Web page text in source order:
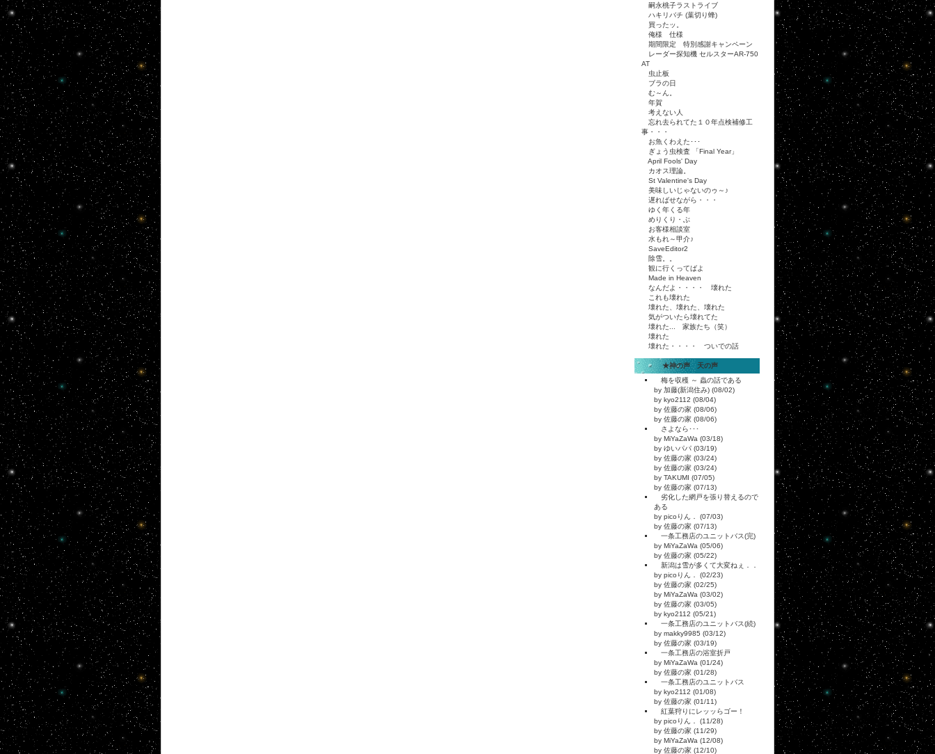
嗣永桃子ラストライブ
ハキリバチ (葉切り蜂)
買ったッ。
俺様 仕様
期間限定 特別感謝キャンペーン
レーダー探知機 セルスターAR-750
AT
虫止板
ブラの日
む～ん。
年賀
考えない人
忘れ去られてた１０年点検補修工
事・・・
お魚くわえた･･･
ぎょう虫検査 「Final Year」
April Fools' Day
カオス理論。
St Valentine's Day
美味しいじゃないのゥ～♪
遅ればせながら・・・
ゆく年くる年
めりくり・ぶ
お客様相談室
水もれ～甲介♪
SaveEditor2
除雪。。
観に行くってばよ
Made in Heaven
なんだよ・・・・ 壊れた
これも壊れた
壊れた、壊れた、壊れた
気がついたら壊れてた
壊れた... 家族たち（笑）
壊れた
壊れた・・・・ ついでの話
★神の声 天の声
梅を収穫 ～ 蟲の話である
by 加藤(新潟住み) (08/02)
by kyo2112 (08/04)
by 佐藤の家 (08/06)
by 佐藤の家 (08/06)
さよなら･･･
by MiYaZaWa (03/18)
by ゆいパパ (03/19)
by 佐藤の家 (03/24)
by 佐藤の家 (03/24)
by TAKUMI (07/05)
by 佐藤の家 (07/13)
劣化した網戸を張り替えるので
ある
by picoりん． (07/03)
by 佐藤の家 (07/13)
一条工務店のユニットバス(完)
by MiYaZaWa (05/06)
by 佐藤の家 (05/22)
新潟は雪が多くて大変ねぇ．．
by picoりん． (02/23)
by 佐藤の家 (02/25)
by MiYaZaWa (03/02)
by 佐藤の家 (03/05)
by kyo2112 (05/21)
一条工務店のユニットバス(続)
by makky9985 (03/12)
by 佐藤の家 (03/19)
一条工務店の浴室折戸
by MiYaZaWa (01/24)
by 佐藤の家 (01/28)
一条工務店のユニットバス
by kyo2112 (01/08)
by 佐藤の家 (01/11)
紅葉狩りにレッッらゴー！
by picoりん． (11/28)
by 佐藤の家 (11/29)
by MiYaZaWa (12/08)
by 佐藤の家 (12/10)